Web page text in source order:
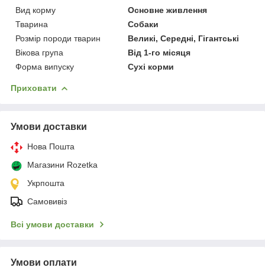
Вид корму
Основне живлення
Тварина
Собаки
Розмір породи тварин
Великі, Середні, Гігантські
Вікова група
Від 1-го місяця
Форма випуску
Сухі корми
Приховати
Умови доставки
Нова Пошта
Магазини Rozetka
Укрпошта
Самовивіз
Всі умови доставки
Умови оплати